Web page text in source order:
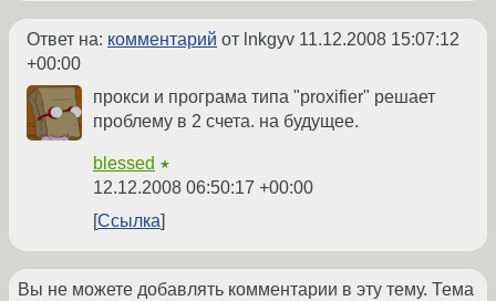
Ответ на: комментарий от lnkgyv 11.12.2008 15:07:12
+00:00
прокси и програма типа "proxifier" решает
проблему в 2 счета. на будущее.
blessed ★
12.12.2008 06:50:17 +00:00
Ссылка
Вы не можете добавлять комментарии в эту тему. Тема